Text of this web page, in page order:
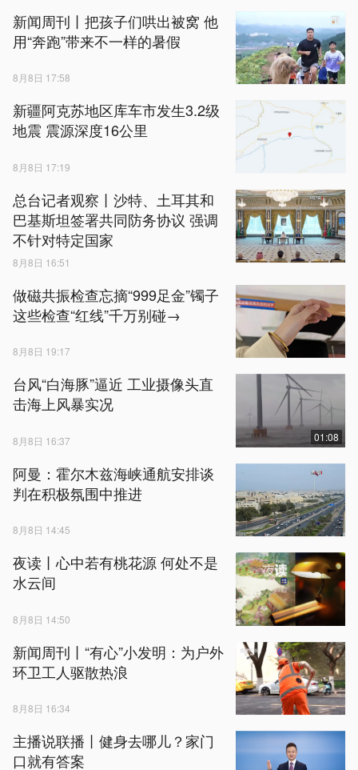
新闻周刊丨把孩子们哄出被窝 他
用“奔跑”带来不一样的暑假
8月8日 17:58
新疆阿克苏地区库车市发生3.2级
地震 震源深度16公里
8月8日 17:19
总台记者观察丨沙特、土耳其和
巴基斯坦签署共同防务协议 强调
不针对特定国家
8月8日 16:51
做磁共振检查忘摘“999足金”镯子
这些检查“红线”千万别碰→
8月8日 19:17
台风“白海豚”逼近 工业摄像头直
击海上风暴实况
8月8日 16:37 01:08
阿曼：霍尔木兹海峡通航安排谈
判在积极氛围中推进
8月8日 14:45
夜读丨心中若有桃花源 何处不是
水云间
8月8日 14:50
新闻周刊丨“有心”小发明：为户外
环卫工人驱散热浪
8月8日 16:34
主播说联播丨健身去哪儿？家门
口就有答案